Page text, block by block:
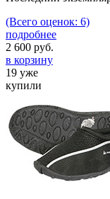
(Всего оценок: 6)
подробнее
2 600 руб.
в корзину
19 уже
купили